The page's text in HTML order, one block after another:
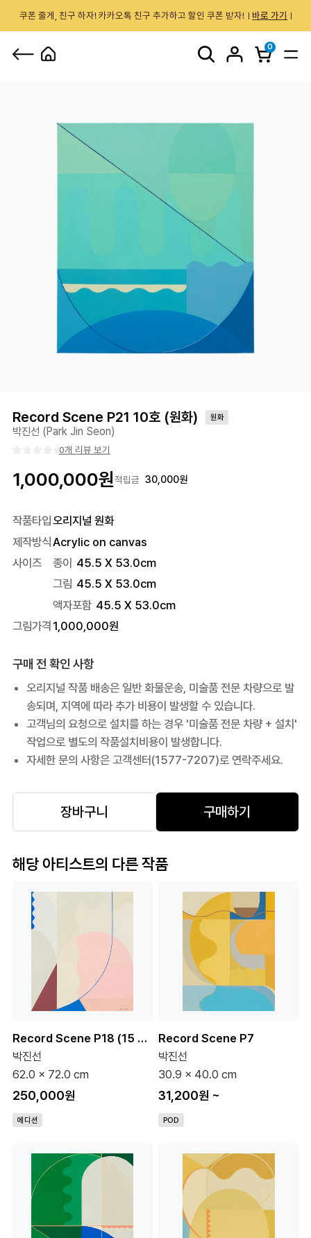
쿠폰 줄게, 친구 하자! 카카오톡 친구 추가하고 할인 쿠폰 받자! 바로 가기
0
Record Scene P21 10호 (원화) 원화
박진선 (Park Jin Seon)
0개 리뷰 보기
1,000,000원적립금 30,000원
작품타입오리지널 원화
제작방식Acrylic on canvas
사이즈
종이 45.5 X 53.0cm
그림 45.5 X 53.0cm
액자포함 45.5 X 53.0cm
그림가격 1,000,000원
구매 전 확인 사항
오리지널 작품 배송은 일반 화물운송, 미술품 전문 차량으로 발
송되며, 지역에 따라 추가 비용이 발생할 수 있습니다.
고객님의 요청으로 설치를 하는 경우 '미술품 전문 차량 + 설치'
작업으로 별도의 작품설치비용이 발생합니다.
자세한 문의 사항은 고객센터(1577-7207)로 연락주세요.
장바구니 구매하기
해당 아티스트의 다른 작품
Record Scene P18 (15 Editions)
박진선
62.0 x 72.0 cm
250,000원
에디션
Record Scene P7
박진선
30.9 x 40.0 cm
31,200원 ~
POD